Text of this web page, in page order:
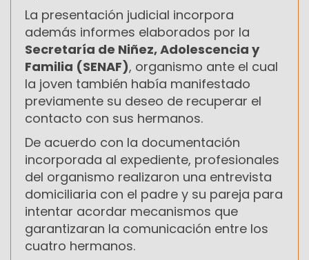
La presentación judicial incorpora
además informes elaborados por la
Secretaría de Niñez, Adolescencia y
Familia (SENAF), organismo ante el cual
la joven también había manifestado
previamente su deseo de recuperar el
contacto con sus hermanos.
De acuerdo con la documentación
incorporada al expediente, profesionales
del organismo realizaron una entrevista
domiciliaria con el padre y su pareja para
intentar acordar mecanismos que
garantizaran la comunicación entre los
cuatro hermanos.